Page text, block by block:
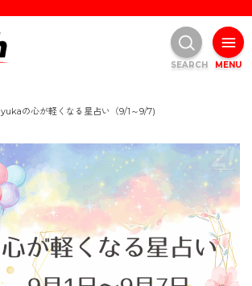
yukaの心が軽くなる星占い（9/1～9/7)
MENU
SEARCH